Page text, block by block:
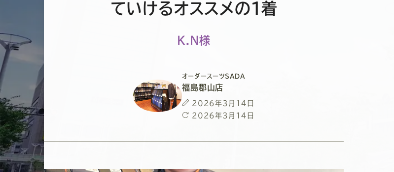
ていけるオススメの１着
K.N様
オーダースーツSADA
福島郡山店
投
稿
2026年3月14日
最
更
2026年3月14日